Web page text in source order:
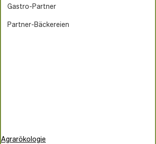
Gastro-Partner
Partner-Bäckereien
Agrarökologie